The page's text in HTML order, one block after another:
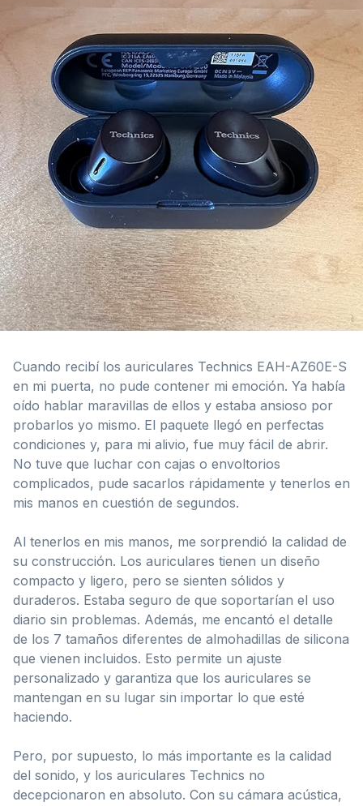
Cuando recibí los auriculares Technics EAH-AZ60E-S
en mi puerta, no pude contener mi emoción. Ya había
oído hablar maravillas de ellos y estaba ansioso por
probarlos yo mismo. El paquete llegó en perfectas
condiciones y, para mi alivio, fue muy fácil de abrir.
No tuve que luchar con cajas o envoltorios
complicados, pude sacarlos rápidamente y tenerlos en
mis manos en cuestión de segundos.
Al tenerlos en mis manos, me sorprendió la calidad de
su construcción. Los auriculares tienen un diseño
compacto y ligero, pero se sienten sólidos y
duraderos. Estaba seguro de que soportarían el uso
diario sin problemas. Además, me encantó el detalle
de los 7 tamaños diferentes de almohadillas de silicona
que vienen incluidos. Esto permite un ajuste
personalizado y garantiza que los auriculares se
mantengan en su lugar sin importar lo que esté
haciendo.
Pero, por supuesto, lo más importante es la calidad
del sonido, y los auriculares Technics no
decepcionaron en absoluto. Con su cámara acústica,